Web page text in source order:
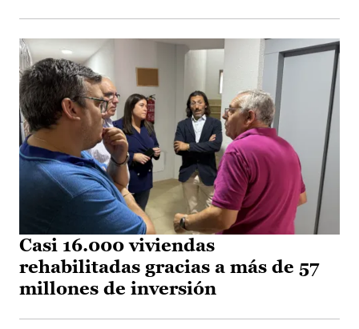
Casi 16.000 viviendas
rehabilitadas gracias a más de 57
millones de inversión